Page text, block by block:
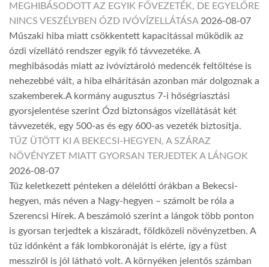
MEGHIBÁSODOTT AZ EGYIK FŐVEZETÉK, DE EGYELŐRE
NINCS VESZÉLYBEN ÓZD IVÓVÍZELLÁTÁSA 2026-08-07
Műszaki hiba miatt csökkentett kapacitással működik az
ózdi vízellátó rendszer egyik fő távvezetéke. A
meghibásodás miatt az ivóvíztároló medencék feltöltése is
nehezebbé vált, a hiba elhárításán azonban már dolgoznak a
szakemberek.A kormány augusztus 7-i hőségriasztási
gyorsjelentése szerint Ózd biztonságos vízellátását két
távvezeték, egy 500-as és egy 600-as vezeték biztosítja.
TŰZ ÜTÖTT KI A BEKECSI-HEGYEN, A SZÁRAZ
NÖVÉNYZET MIATT GYORSAN TERJEDTEK A LÁNGOK
2026-08-07
Tűz keletkezett pénteken a délelőtti órákban a Bekecsi-
hegyen, más néven a Nagy-hegyen – számolt be róla a
Szerencsi Hírek. A beszámoló szerint a lángok több ponton
is gyorsan terjedtek a kiszáradt, földközeli növényzetben. A
tűz időnként a fák lombkoronáját is elérte, így a füst
messziről is jól látható volt. A környéken jelentős számban